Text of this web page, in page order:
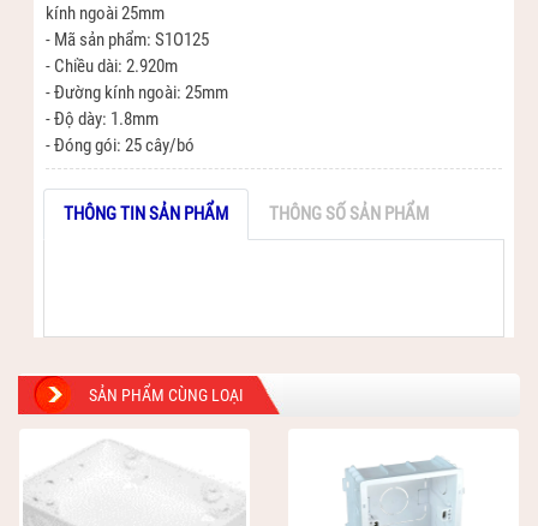
kính ngoài 25mm
- Mã sản phẩm: S1O125
- Chiều dài: 2.920m
- Đường kính ngoài: 25mm
- Độ dày: 1.8mm
- Đóng gói: 25 cây/bó
THÔNG TIN SẢN PHẨM THÔNG SỐ SẢN PHẨM
SẢN PHẨM CÙNG LOẠI